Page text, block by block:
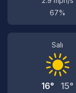
67%
Salı
16° 15°